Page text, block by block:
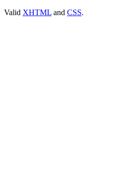
Valid XHTML and CSS.